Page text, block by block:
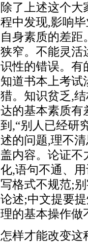
除了上述这个大
程中发现,影响
自身素质的差
狭窄。不能灵活
识性的错误。有
知道书本上考试
猎。知识贫乏,
达的基本素质有
到,“别人已经研
述的问题,理不
盖内容。论证不
化,语句不通、
写格式不规范;
论述;中文提要
理的基本操作做
怎样才能改变这